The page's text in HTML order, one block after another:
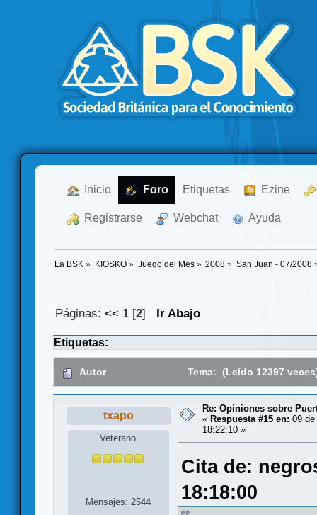
Inicio Foro Etiquetas Ezine
Registrarse Webchat Ayuda
La BSK » KIOSKO» Juego del Mes» 2008 » San Juan - 07/2008
Páginas:<< 1 [2] Ir Abajo
Etiquetas:
Autor Tema: (Leído 12397
txapo
Veterano
Mensajes: 2544
Re: Opiniones sobre
« Respuesta #15 en: 09 de
18:22:10 »
Cita de:
18:18:00